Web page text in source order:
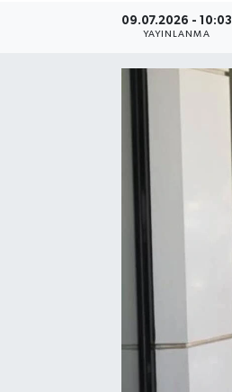
09.07.2026 - 10:03
YAYINLANMA